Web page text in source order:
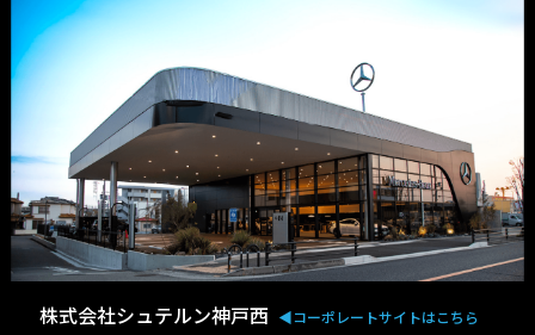
株式会社シュテルン神戸西 ◀︎コーポレートサイトはこちら